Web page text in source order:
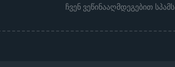
ჩვენ ვეწინააღმდეგებით სპამს